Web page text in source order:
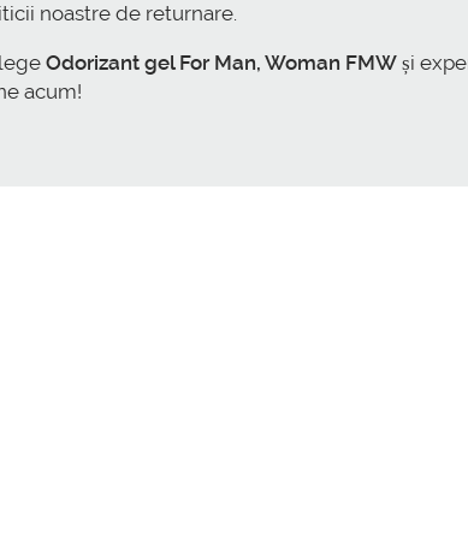
noastre de returnare.
Odorizant gel For Man, Woman FMW și
acum!